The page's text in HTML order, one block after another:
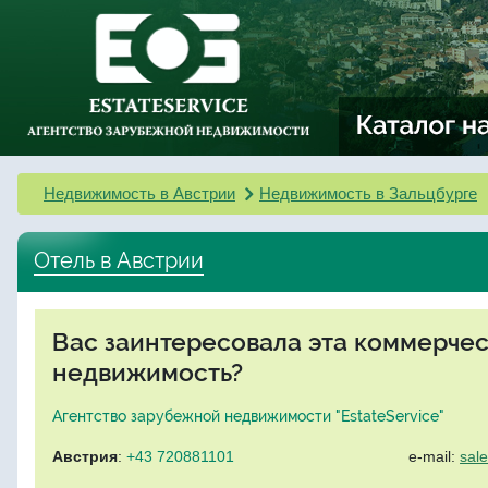
Недвижимость в Австрии Недвижимость в Зальцбурге
Отель в Австрии
Вас заинтересовала эта
недвижимость?
Агентство зарубежной недвижимости "EstateService"
Австрия: +43 720881101 e-mail: